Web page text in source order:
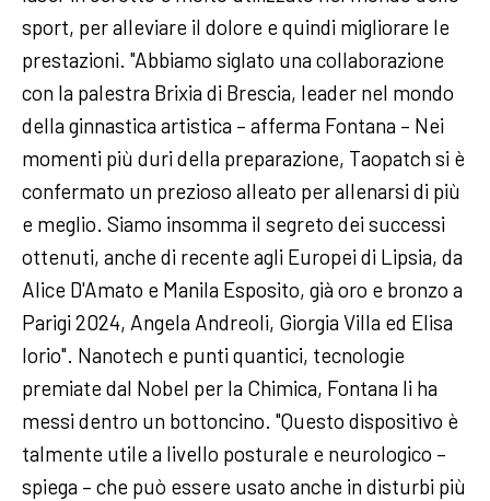
sport, per alleviare il dolore e quindi migliorare le
prestazioni. "Abbiamo siglato una collaborazione
con la palestra Brixia di Brescia, leader nel mondo
della ginnastica artistica – afferma Fontana – Nei
momenti più duri della preparazione, Taopatch si è
confermato un prezioso alleato per allenarsi di più
e meglio. Siamo insomma il segreto dei successi
ottenuti, anche di recente agli Europei di Lipsia, da
Alice D'Amato e Manila Esposito, già oro e bronzo a
Parigi 2024, Angela Andreoli, Giorgia Villa ed Elisa
Iorio". Nanotech e punti quantici, tecnologie
premiate dal Nobel per la Chimica, Fontana li ha
messi dentro un bottoncino. "Questo dispositivo è
talmente utile a livello posturale e neurologico –
spiega – che può essere usato anche in disturbi più